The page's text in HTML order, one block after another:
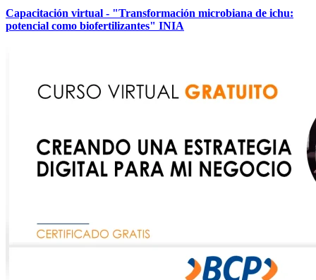
Capacitación virtual - "Transformación microbiana de ichu:
potencial como biofertilizantes" INIA